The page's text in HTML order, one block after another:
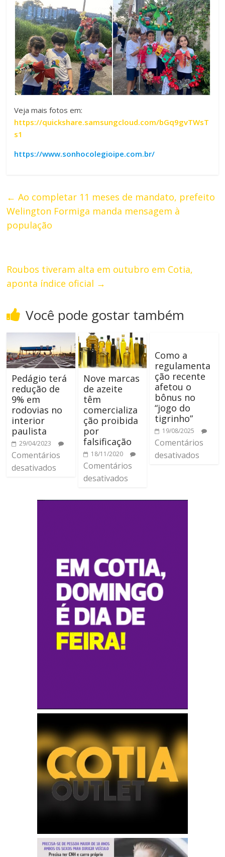
Veja mais fotos em:
https://quickshare.samsungcloud.com/bGq9gvTWsT
s1
https://www.sonhocolegioipe.com.br/
← Ao completar 11 meses de mandato, prefeito
Welington Formiga manda mensagem à
população
Roubos tiveram alta em outubro em Cotia,
aponta índice oficial →
Você pode gostar também
Pedágio terá
redução de
9% em
rodovias no
interior
paulista
29/04/2023
Comentários
desativados
Nove marcas
de azeite
têm
comercializa
ção proibida
por
falsificação
18/11/2020
Comentários
desativados
Como a
regulamenta
ção recente
afetou o
bônus no
“jogo do
tigrinho”
19/08/2025
Comentários
desativados